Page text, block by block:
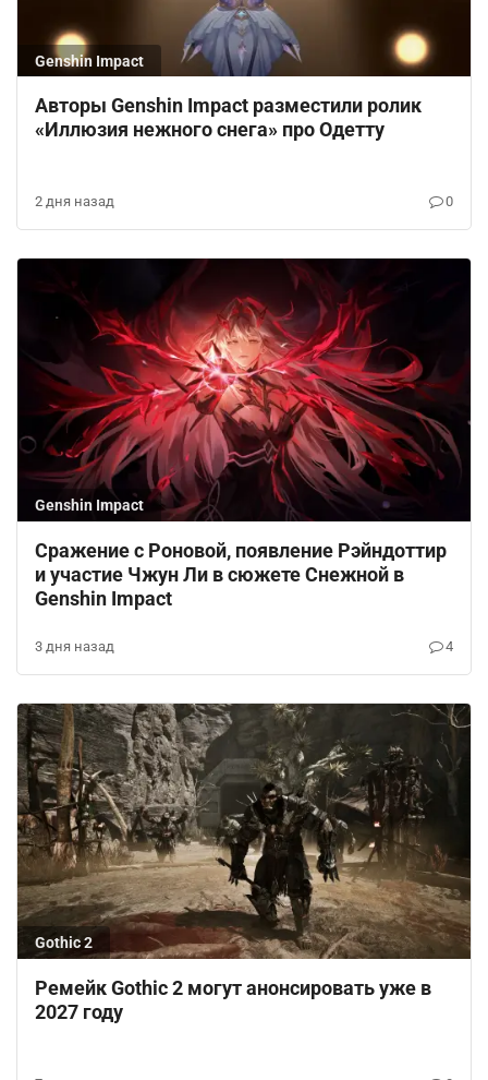
Genshin Impact
Авторы Genshin Impact разместили ролик
«Иллюзия нежного снега» про Одетту
2 дня назад 0
Genshin Impact
Сражение с Роновой, появление Рэйндоттир
и участие Чжун Ли в сюжете Снежной в
Genshin Impact
3 дня назад 4
Gothic 2
Ремейк Gothic 2 могут анонсировать уже в
2027 году